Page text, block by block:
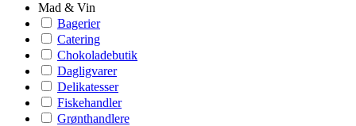
Mad & Vin
Bagerier
Catering
Chokoladebutik
Dagligvarer
Delikatesser
Fiskehandler
Grønthandlere